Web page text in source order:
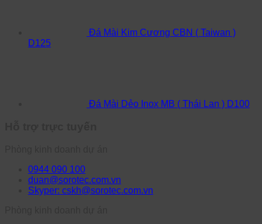
Đá Mài Kim Cương CBN ( Taiwan )
D125
Đá Mài Dẻo Inox MB ( Thái Lan ) D100
0944 090 100
duan@sorotec.com.vn
Skyper: cskh@sorotec.com.vn